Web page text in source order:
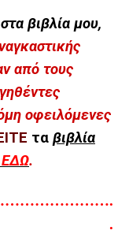
βιβλία μου,
από τους
οφειλόμενες
τα βιβλία
ΕΔΩ.
.